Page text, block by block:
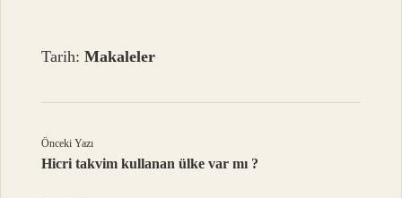
Tarih:Makaleler
Önceki Yazı
Hicri takvim kullanan ülke var mı ?